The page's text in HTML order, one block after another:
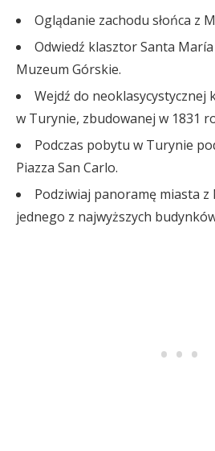
Oglądanie zachodu słońca z
Odwiedź klasztor Santa
Muzeum Górskie.
Wejdź do neoklasycystycznej
w Turynie, zbudowanej w 1831
Podczas pobytu w Turynie
Piazza San Carlo.
Podziwiaj panoramę miasta
jednego z najwyższych